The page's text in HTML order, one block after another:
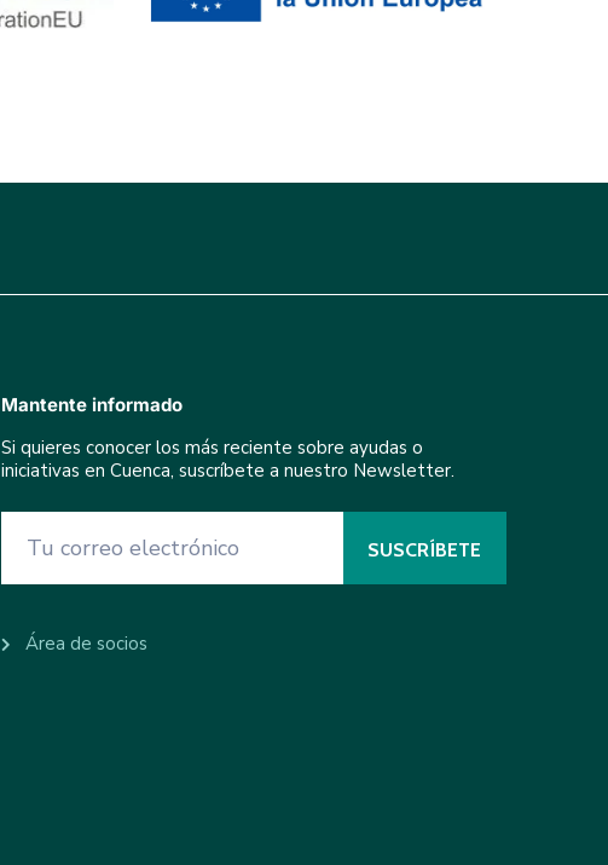
Mantente informado
Si quieres conocer los más reciente sobre ayudas o
iniciativas en Cuenca, suscríbete a nuestro Newsletter.
Área de socios